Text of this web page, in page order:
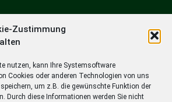
Zustimmung
nutzen, kann Ihre Systemsoftware
Cookies oder anderen Technologien von uns
um z.B. die gewünschte Funktion der
Durch diese Informationen werden Sie nicht